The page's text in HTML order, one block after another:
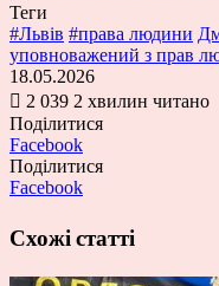
Теги
#Львів #права людини
уповноважений з прав
18.05.2026
2 039 2 хвилин читано
Поділитися
Facebook
Поділитися
Facebook
Схожі статті